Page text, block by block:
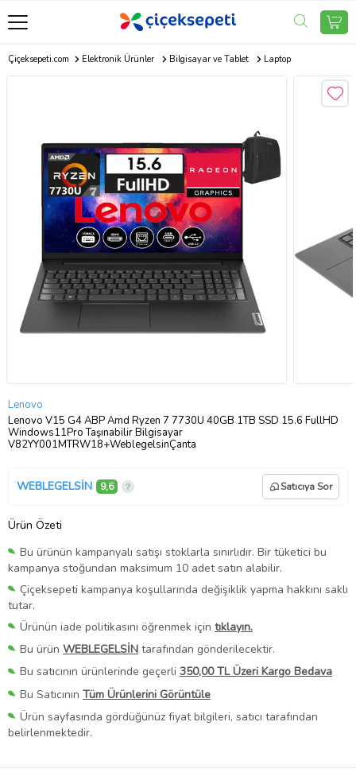
Çiçeksepeti.com Elektronik Ürünler Bilgisayar ve Tablet Laptop
Lenovo
Lenovo V15 G4 ABP Amd Ryzen 7 7730U 40GB 1TB SSD 15.6 FullHD
Windows11Pro Taşınabilir Bilgisayar
V82YY001MTRW18+WeblegelsinÇanta
WEBLEGELSİN 9,6 Satıcıya Sor
Ürün Özeti
Bu ürünün kampanyalı satışı stoklarla sınırlıdır. Bir tüketici bu
kampanya stoğundan maksimum 10 adet satın alabilir.
Çiçeksepeti kampanya koşullarında değişiklik yapma hakkını saklı
tutar.
Ürünün iade politikasını öğrenmek için tıklayın.
Bu ürün WEBLEGELSİN tarafından gönderilecektir.
Bu satıcının ürünlerinde geçerli 350,00 TL Üzeri Kargo Bedava
Bu Satıcının Tüm Ürünlerini Görüntüle
Ürün sayfasında gördüğünüz fiyat bilgileri, satıcı tarafından
belirlenmektedir.